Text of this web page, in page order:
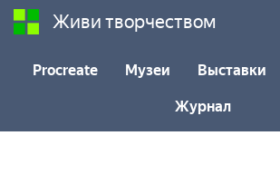
Живи творчеством
Procreate Музеи Выставки
Журнал